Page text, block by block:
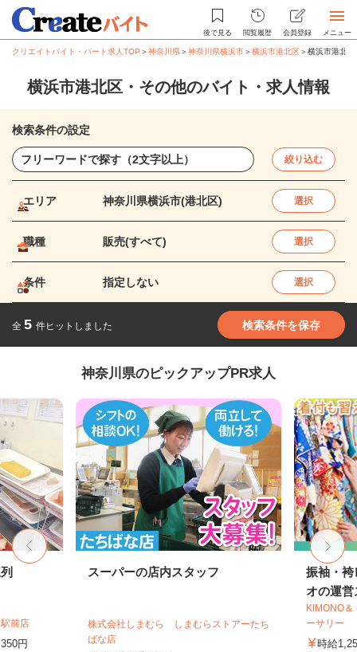
後で見る 閲覧履歴 会員登録 メニュー
クリエイトバイト・パート求人TOP ＞神奈川県＞神奈川県横浜市＞横浜市港北区＞横浜市港北
横浜市港北区・その他のバイト・求人情報
検索条件の設定
絞り込む
エリア 神奈川県横浜市(港北区) 選択
職種 販売(すべて) 選択
条件 指定しない 選択
全 5 件ヒットしました 検索条件を保存
神奈川県のピックアップPR求人
前店
円
スーパーの店内スタッフ
株式会社しまむら しまむらストアーたち
ばな店
振袖・袴
オの運営
KIMONO
ーサリー
時給